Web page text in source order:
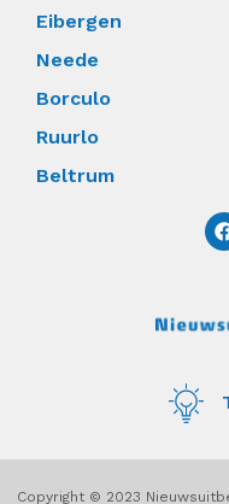
Eibergen
Neede
Borculo
Ruurlo
Beltrum
c
Copyright © 2023